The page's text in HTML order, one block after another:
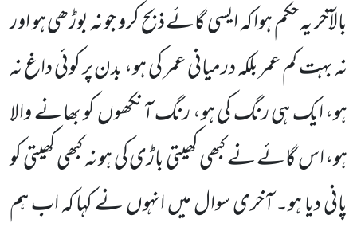
بالآخر یہ حکم ہوا کہ ایسی گائے ذبح کرو جو نہ بوڑھی ہو اور
نہ بہت کم عمر بلکہ درمیانیعمر کی ہو، بدن پر کوئی داغ نہ
ہو، ایک ہی رنگ کی ہو، رنگ آنکھوں کو بھانے والا
ہو، اس گائے نے کبھی کھیتی باڑی کی ہو نہ کبھی کھیتی کو
پانی دیا ہو۔ آخری سوال میں انہوں نے کہا کہ اب ہم